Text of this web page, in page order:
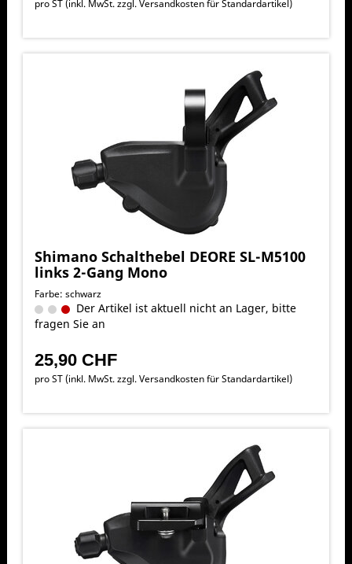
pro ST (inkl. MwSt. zzgl.Versandkosten für Standardartikel )
Shimano Schalthebel DEORE SL-M5100
links 2-Gang Mono
Farbe: schwarz
Der Artikel ist aktuell nicht an Lager, bitte
fragen Sie an
25,90 CHF
pro ST (inkl. MwSt. zzgl.Versandkosten für Standardartikel)